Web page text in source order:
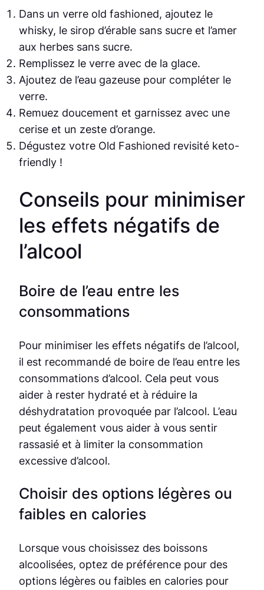
Dans un verre old fashioned, ajoutez le
whisky, le sirop d’érable sans sucre et l’amer
aux herbes sans sucre.
Remplissez le verre avec de la glace.
Ajoutez de l’eau gazeuse pour compléter le
verre.
Remuez doucement et garnissez avec une
cerise et un zeste d’orange.
Dégustez votre Old Fashioned revisité keto-
friendly !
Conseils pour minimiser
les effets négatifs de
l’alcool
Boire de l’eau entre les
consommations
Pour minimiser les effets négatifs de l’alcool,
il est recommandé de boire de l’eau entre les
consommations d’alcool. Cela peut vous
aider à rester hydraté et à réduire la
déshydratation provoquée par l’alcool. L’eau
peut également vous aider à vous sentir
rassasié et à limiter la consommation
excessive d’alcool.
Choisir des options légères ou
faibles en calories
Lorsque vous choisissez des boissons
alcoolisées, optez de préférence pour des
options légères ou faibles en calories pour